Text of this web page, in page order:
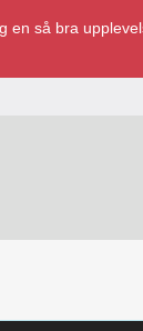
en så bra